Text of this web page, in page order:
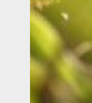
почтовым
электронных
3. Оплатить
регистрацию прав.
Это все?
Нет. Закон,
полезен
садовых,
образованных до
Дачная амнистия